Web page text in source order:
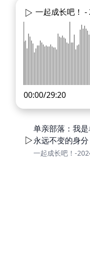
一起成长吧！ -
00:00/29:20
单亲部落：我
永远不变的身分
一起成长吧！-